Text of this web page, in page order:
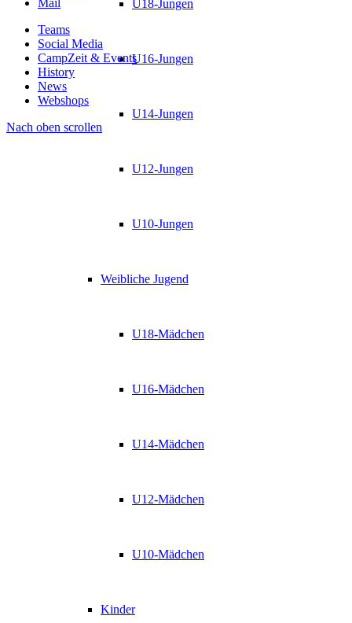
U18-Jungen
U16-Jungen
U14-Jungen
U12-Jungen
U10-Jungen
Weibliche Jugend
U18-Mädchen
U16-Mädchen
U14-Mädchen
U12-Mädchen
U10-Mädchen
Kinder
Mail
Teams
Social Media
CampZeit & Events
History
News
Webshops
Nach oben scrollen